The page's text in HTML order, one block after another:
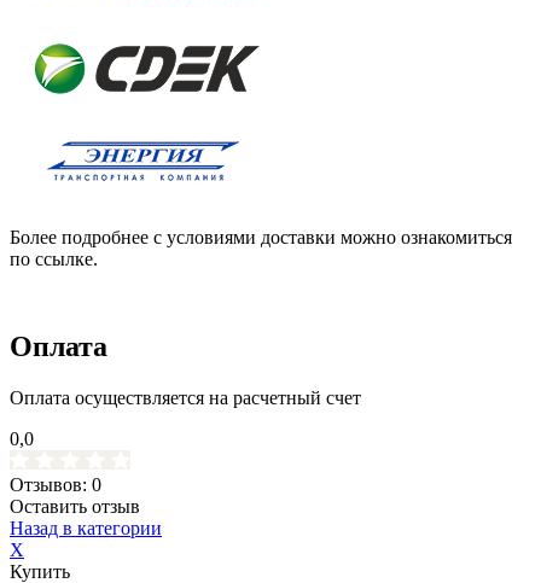
Более подробнее с условиями доставки можно ознакомиться
по ссылке.
Оплата
Оплата осуществляется на расчетный счет
0,0
Отзывов: 0
Оставить отзыв
Назад в категории
X
Купить